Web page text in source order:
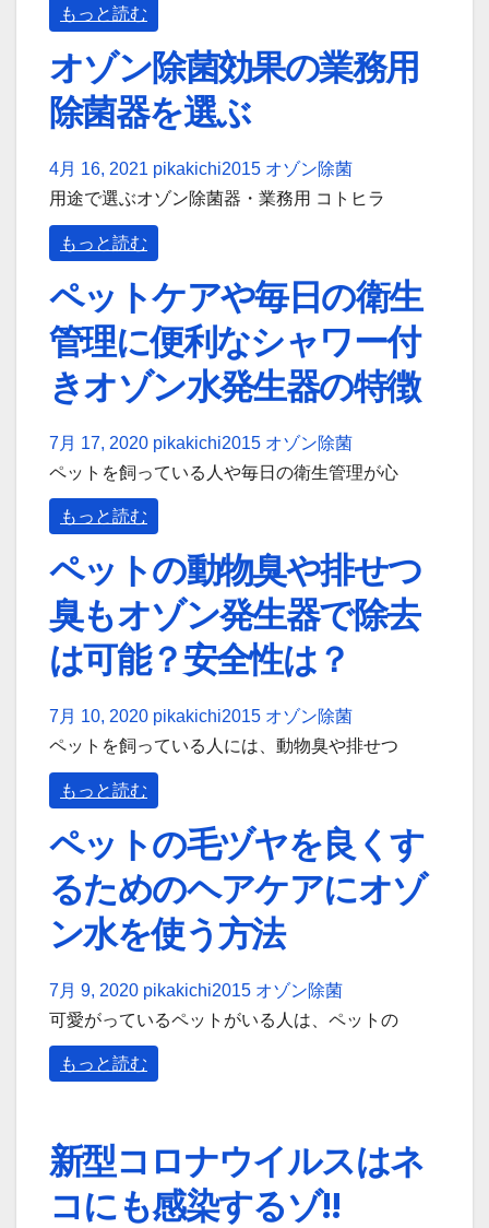
もっと読む
オゾン除菌効果の業務用
除菌器を選ぶ
4月 16, 2021 pikakichi2015 オゾン除菌
用途で選ぶオゾン除菌器・業務用 コトヒラ
もっと読む
ペットケアや毎日の衛生
管理に便利なシャワー付
きオゾン水発生器の特徴
7月 17, 2020 pikakichi2015 オゾン除菌
ペットを飼っている人や毎日の衛生管理が心
もっと読む
ペットの動物臭や排せつ
臭もオゾン発生器で除去
は可能？安全性は？
7月 10, 2020 pikakichi2015 オゾン除菌
ペットを飼っている人には、動物臭や排せつ
もっと読む
ペットの毛ヅヤを良くす
るためのヘアケアにオゾ
ン水を使う方法
7月 9, 2020 pikakichi2015 オゾン除菌
可愛がっているペットがいる人は、ペットの
もっと読む
新型コロナウイルスはネ
コにも感染するゾ!!